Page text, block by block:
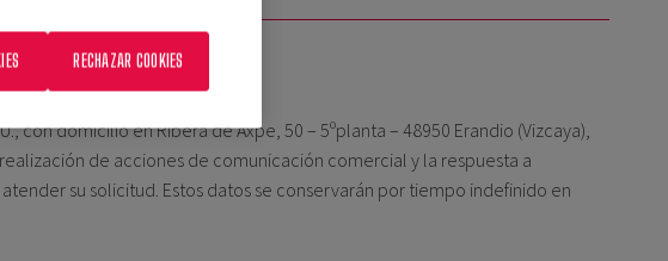
con domicilio en Ribera de Axpe, 50 – 5ºplanta – 48950 Erandio (Vizcaya),
de acciones de comunicación comercial y la respuesta a
su solicitud. Estos datos se conservarán por tiempo indefinido en
RECHAZAR COOKIES